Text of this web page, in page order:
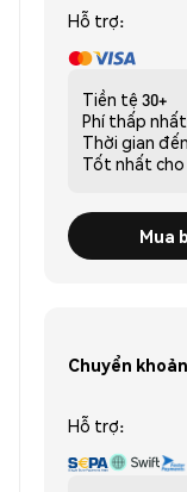
Hỗ trợ:
Tiền tệ 30+
Phí thấp nhất
Thời gian đến
Tốt nhất cho
Mua
Chuyển
Hỗ trợ: